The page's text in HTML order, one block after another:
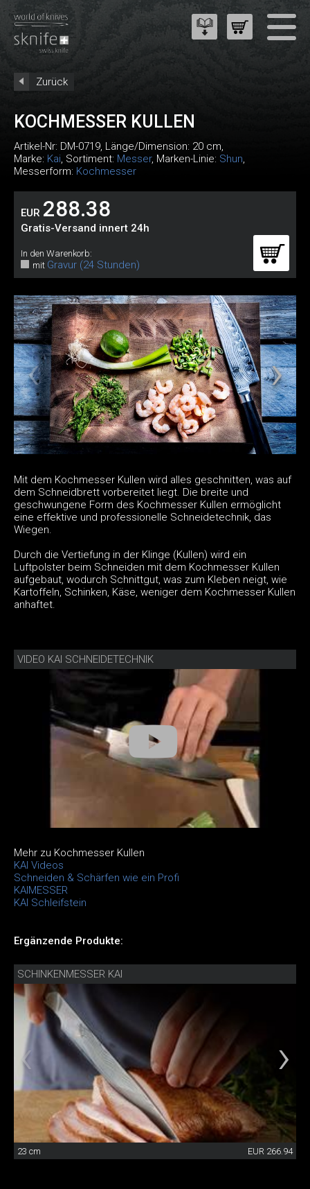
Zurück
KOCHMESSER KULLEN
Artikel-Nr: DM-0719, Länge/Dimension: 20 cm,
Marke: Kai, Sortiment: Messer, Marken-Linie: Shun,
Messerform: Kochmesser
EUR 288.38
Gratis-Versand innert 24h
In den Warenkorb:
mit Gravur (24 Stunden)
Mit dem Kochmesser Kullen wird alles geschnitten, was auf
dem Schneidbrett vorbereitet liegt. Die breite und
geschwungene Form des Kochmesser Kullen ermöglicht
eine effektive und professionelle Schneidetechnik, das
Wiegen.
Durch die Vertiefung in der Klinge (Kullen) wird ein
Luftpolster beim Schneiden mit dem Kochmesser Kullen
aufgebaut, wodurch Schnittgut, was zum Kleben neigt, wie
Kartoffeln, Schinken, Käse, weniger dem Kochmesser Kullen
anhaftet.
VIDEO KAI SCHNEIDETECHNIK
Mehr zu Kochmesser Kullen
KAI Videos
Schneiden & Schärfen wie ein Profi
KAIMESSER
KAI Schleifstein
Ergänzende Produkte:
SCHINKENMESSER KAI
23 cm EUR 266.94